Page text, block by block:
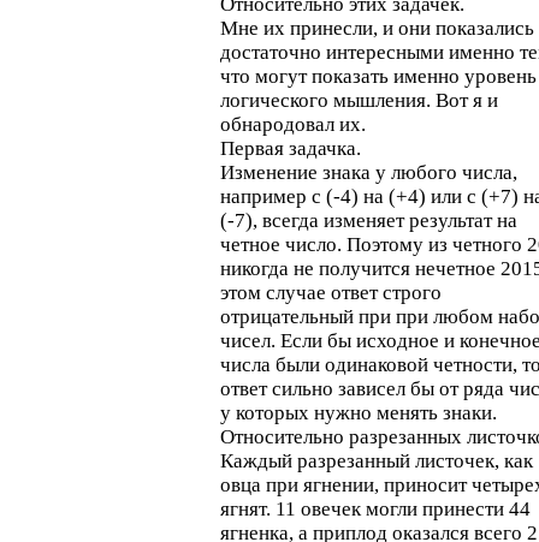
Мне их принесли, и они
достаточно интересными именно
что могут показать именно уровень
логического мышления. Вот я и
обнародовал их.
Первая задачка.
Изменение знака у любого числа,
например с (-4) на (+4) или с (+7)
(-7), всегда изменяет результат на
четное число. Поэтому из четного
никогда не получится нечетное
этом случае ответ строго
отрицательный при при любом
чисел. Если бы исходное и
числа были одинаковой четности,
ответ сильно зависел бы от ряда
у которых нужно менять знаки.
Относительно разрезанных
Каждый разрезанный листочек, как
овца при ягнении, приносит
ягнят. 11 овечек могли принести 44
ягненка, а приплод оказался всего